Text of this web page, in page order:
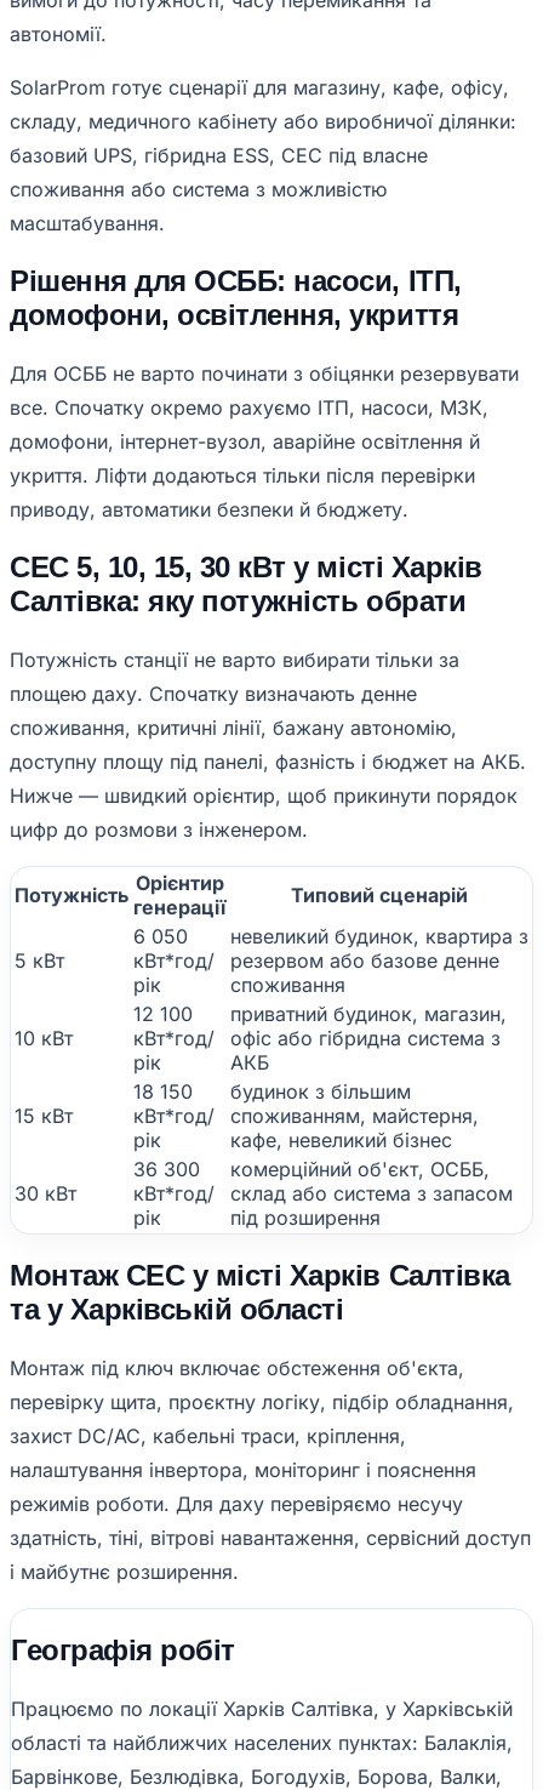
автономії.
SolarProm готує сценарії для магазину, кафе, офісу,
складу, медичного кабінету або виробничої ділянки:
базовий UPS, гібридна ESS, СЕС під власне
споживання або система з можливістю
масштабування.
Рішення для ОСББ: насоси, ІТП,
домофони, освітлення, укриття
Для ОСББ не варто починати з обіцянки резервувати
все. Спочатку окремо рахуємо ІТП, насоси, МЗК,
домофони, інтернет-вузол, аварійне освітлення й
укриття. Ліфти додаються тільки після перевірки
приводу, автоматики безпеки й бюджету.
СЕС 5, 10, 15, 30 кВт у місті Харків
Салтівка: яку потужність обрати
Потужність станції не варто вибирати тільки за
площею даху. Спочатку визначають денне
споживання, критичні лінії, бажану автономію,
доступну площу під панелі, фазність і бюджет на АКБ.
Нижче — швидкий орієнтир, щоб прикинути порядок
цифр до розмови з інженером.
Потужність Орієнтир
генерації
Типовий сценарій
5 кВт
6 050
кВт*год/
рік
невеликий будинок, квартира з
резервом або базове денне
споживання
10 кВт
12 100
кВт*год/
рік
приватний будинок, магазин,
офіс або гібридна система з
АКБ
15 кВт
18 150
кВт*год/
рік
будинок з більшим
споживанням, майстерня,
кафе, невеликий бізнес
30 кВт
36 300
кВт*год/
рік
комерційний об'єкт, ОСББ,
склад або система з запасом
під розширення
Монтаж СЕС у місті Харків Салтівка
та у Харківській області
Монтаж під ключ включає обстеження об'єкта,
перевірку щита, проєктну логіку, підбір обладнання,
захист DC/AC, кабельні траси, кріплення,
налаштування інвертора, моніторинг і пояснення
режимів роботи. Для даху перевіряємо несучу
здатність, тіні, вітрові навантаження, сервісний доступ
і майбутнє розширення.
Географія робіт
Працюємо по локації Харків Салтівка, у Харківській
області та найближчих населених пунктах: Балаклія,
Барвінкове, Безлюдівка, Богодухів, Борова, Валки,